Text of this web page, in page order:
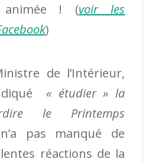
! (voir les
)
de l’Intérieur,
« étudier » la
le Printemps
pas manqué de
réactions de la